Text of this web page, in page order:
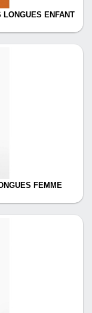
LONGUES ENFANT
FEMME